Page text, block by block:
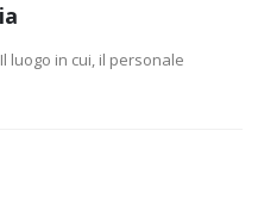
luogo in cui, il personale